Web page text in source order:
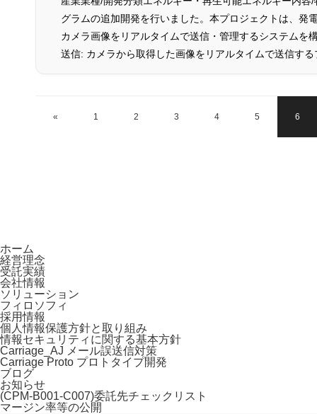
グラムの追加開発を行いました。本プロジェクトは、発
カメラ画像をリアルタイムで送信・管理するシステムを
送信: カメラから取得した画像をリアルタイムで送信す
« 1 2 3 4 5 6
ホーム
経営理念
受託実績
会社情報
ソリューション
フィロソフィ
採用情報
個人情報保護方針と取り組み
情報セキュリティに関する基本方針
Carriage_AJ メール誤送信対策
Carriage Proto プロトタイプ開発
ブログ
お知らせ
(CPM-B001-C007)委託先チェックリスト
マージン率等の公開